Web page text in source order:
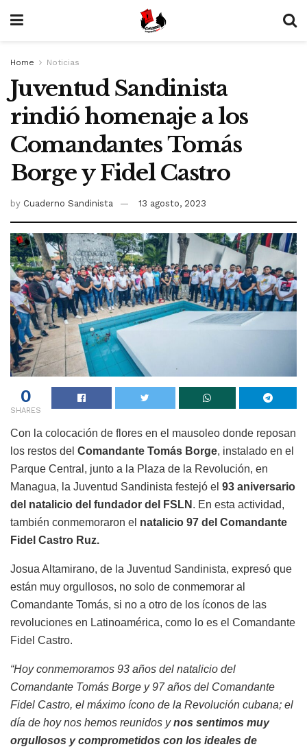
Home Noticias
Juventud Sandinista
rindió homenaje a los
Comandantes Tomás
Borge y Fidel Castro
by Cuaderno Sandinista 13 agosto, 2023
0
SHARES
Con la colocación de flores en el mausoleo donde reposan
los restos del Comandante Tomás Borge, instalado en el
Parque Central, junto a la Plaza de la Revolución, en
Managua, la Juventud Sandinista festejó el 93 aniversario
del natalicio del fundador del FSLN . En esta actividad,
también conmemoraron el natalicio 97 del Comandante
Fidel Castro Ruz.
Josua Altamirano, de la Juventud Sandinista, expresó que
están muy orgullosos, no solo de conmemorar al
Comandante Tomás, si no a otro de los íconos de las
revoluciones en Latinoamérica, como lo es el Comandante
Fidel Castro.
“Hoy conmemoramos 93 años del natalicio del
Comandante Tomás Borge y 97 años del Comandante
Fidel Castro, el máximo ícono de la Revolución cubana; el
día de hoy nos hemos reunidos ynos sentimos muy
orgullosos y comprometidos con los ideales de